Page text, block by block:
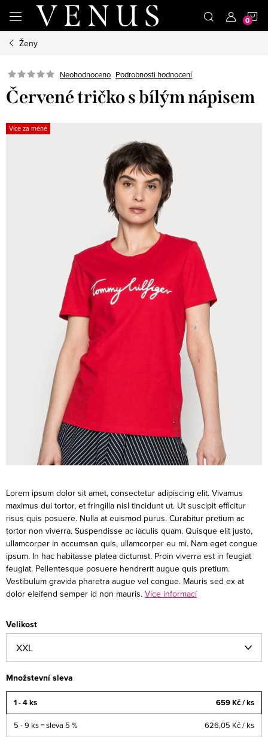
obsah
Ženy
Neohodnoceno Podrobnosti hodnocení
Červené tričko s bílým nápisem
Více za méně
Lorem ipsum dolor sit amet, consectetur adipiscing elit. Vivamus
maximus dui tortor, et fringilla nisl tincidunt ut. Ut suscipit efficitur
risus quis posuere. Nulla at euismod purus. Curabitur pretium ac
tortor non viverra. Suspendisse ac iaculis quam. Quisque elit justo,
ullamcorper in accumsan quis, ullamcorper eu mi. Nam eget congue
ipsum. In hac habitasse platea dictumst. Proin viverra est in feugiat
feugiat. Pellentesque posuere hendrerit augue quis pretium.
Vestibulum gravida pharetra augue vel congue. Mauris sed ex at
dolor eleifend semper id non mauris. Více informací
Velikost
Množstevní sleva
1 - 4 ks 659 Kč/ ks
5 - 9 ks = sleva 5 % 626,05 Kč/ ks